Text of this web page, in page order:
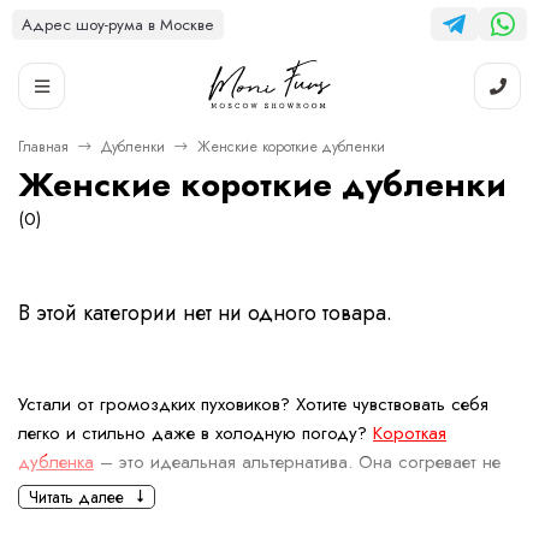
Адрес шоу-рума в Москве
Главная Дубленки Женские короткие дубленки
Женские короткие дубленки
(0)
В этой категории нет ни одного товара.
Устали от громоздких пуховиков? Хотите чувствовать себя
легко и стильно даже в холодную погоду? Короткая
дубленка – это идеальная альтернатива. Она согревает не
хуже пуховика, но при этом выглядит элегантнее. Выбор
Читать далее